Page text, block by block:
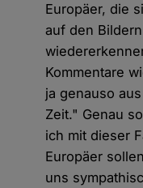
Europäer, die
auf den
Kommentare
ja genauso
Zeit." Genau
ich mit dieser
Europäer
uns